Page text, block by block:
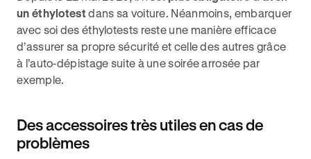
un éthylotest dans sa voiture. Néanmoins, embarquer
avec soi des éthylotests reste une manière efficace
d’assurer sa propre sécurité et celle des autres grâce
à l’auto-dépistage suite à une soirée arrosée par
exemple.
Des accessoires très utiles en cas de
problèmes